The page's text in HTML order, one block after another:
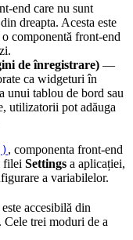
end care nu sunt
dreapta. Acesta este
componentă front-end
de înregistrare) —
ca widgeturi în
unui tablou de bord sau
utilizatorii pot adăuga
, componenta front-end
filei Settings a aplicației,
a variabilelor.
accesibilă din
. Cele trei moduri de a